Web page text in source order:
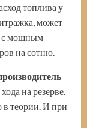
топлива у
может
с мощным
на сотню.
на резерве.
в теории. И при